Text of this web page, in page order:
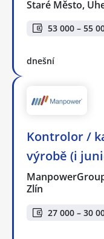
Staré Město,
53 000 – 55
dnešní
Kontrolor /
výrobě (i
Zlín
27 000 – 30